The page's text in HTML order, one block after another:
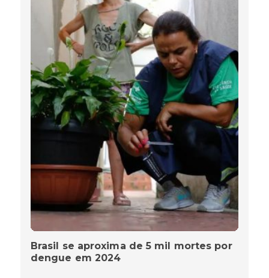
Brasil se aproxima de 5 mil mortes por
dengue em 2024